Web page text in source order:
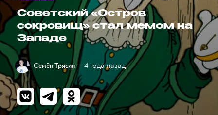
Советский «Остров
сокровищ» стал мемом на
Западе
Семён Трясин — 4 года назад